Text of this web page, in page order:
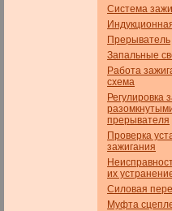
Система
Прерыватель
Запальные
Работа
схема
Регулировка
прерывателя
Проверка
зажигания
их
Силовая
Муфта